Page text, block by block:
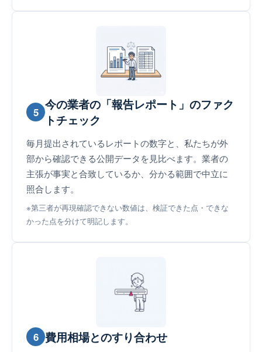
5 今の業者の「報告レポート」のファク
トチェック
毎月提出されているレポートの数字と、私たちが外
部から確認できる公開データを見比べます。業者の
主張が事実と合致しているか、分かる範囲で中立に
照合します。
※第三者が再現確認できない数値は、検証できた点・できな
かった点を分けて明記します。
6 費用相場とのすり合わせ